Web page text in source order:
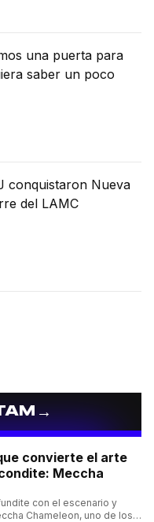
una puerta para
saber un poco
conquistaron Nueva
del LAMC
→
convierte el arte
Meccha
con el escenario y
Chameleon, uno de los